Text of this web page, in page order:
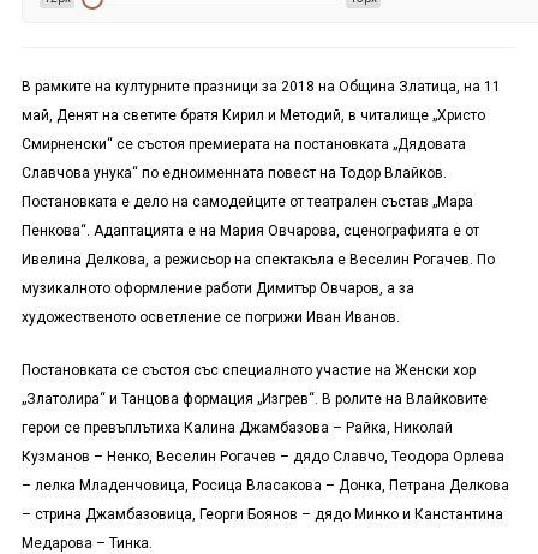
В рамките на културните празници за 2018 на Община Златица, на 11
май, Денят на светите братя Кирил и Методий, в читалище „Христо
Смирненски“ се състоя премиерата на постановката „Дядовата
Славчова унука“ по едноименната повест на Тодор Влайков.
Постановката е дело на самодейците от театрален състав „Мара
Пенкова“. Адаптацията е на Мария Овчарова, сценографията е от
Ивелина Делкова, а режисьор на спектакъла е Веселин Рогачев. По
музикалното оформление работи Димитър Овчаров, а за
художественото осветление се погрижи Иван Иванов.
Постановката се състоя със специалното участие на Женски хор
„Златолира“ и Танцова формация „Изгрев“. В ролите на Влайковите
герои се превъплътиха Калина Джамбазова – Райка, Николай
Кузманов – Ненко, Веселин Рогачев – дядо Славчо, Теодора Орлева
– лелка Младенчовица, Росица Власакова – Донка, Петрана Делкова
– стрина Джамбазовица, Георги Боянов – дядо Минко и Канстантина
Медарова – Тинка.